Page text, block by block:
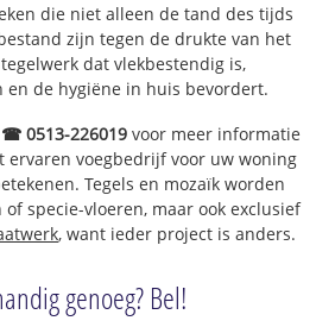
die niet alleen de tand des tijds
zijn tegen de drukte van het
dat vlekbestendig is,
en de hygiëne in huis bevordert.
☎ 0513-226019 voor meer informatie
ervaren voegbedrijf voor uw woning
Tegels en mozaïk worden
specie-vloeren, maar ook exclusief
, want ieder project is anders.
genoeg? Bel!